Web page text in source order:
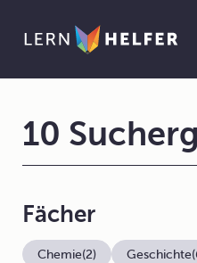
10
Fächer
Chemie(2) Geschichte